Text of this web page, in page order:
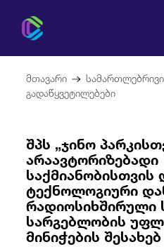
კომისია
მომხმარებლის უფლებები
რეგულირება
მთავარი
გადაწყვეტილებები
შპს „ჯინო
არაავტორიზებადი
საქმიანობისთვის
ტექნოლოგიური
რადიოსიხშირული
სარგებლობის
მინიჭების შესახებ